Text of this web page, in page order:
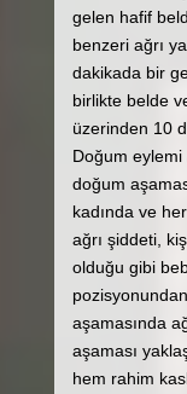
gelen hafif
benzeri ağrı
dakikada bir
birlikte belde
üzerinden 10
Doğum eylemi
doğum
kadında ve
ağrı şiddeti,
olduğu gibi
aşamasında
aşaması
hem rahim